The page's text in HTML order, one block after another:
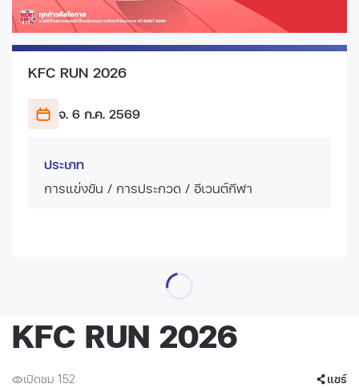
KFC RUN 2026
จ. 6 ก.ค. 2569
ประเภท
การแข่งขัน / การประกวด / อีเวนต์กีฬา
KFC RUN 2026
เปิดชม 152 แชร์